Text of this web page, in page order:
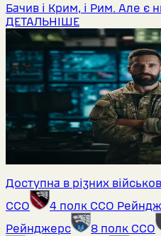
Бачив і Крим, і Рим. Але є
ДЕТАЛЬНІШЕ
Доступна в різних
ССО
4 полк ССО
Рейнджерс
8 полк ССО